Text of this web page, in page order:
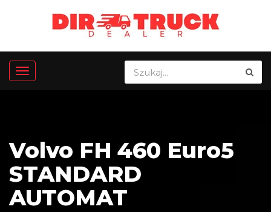
Volvo FH 460 Euro5
STANDARD
AUTOMAT